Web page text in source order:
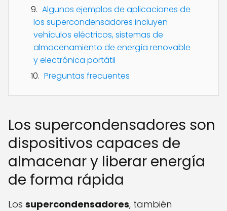
Algunos ejemplos de aplicaciones de
los supercondensadores incluyen
vehículos eléctricos, sistemas de
almacenamiento de energía renovable
y electrónica portátil
Preguntas frecuentes
Los supercondensadores son
dispositivos capaces de
almacenar y liberar energía
de forma rápida
Los supercondensadores, también